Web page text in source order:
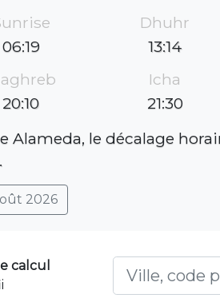
06:19
Dhuhr
13:14
20:10
Icha
21:30
Alameda, le décalage
2026
calcul